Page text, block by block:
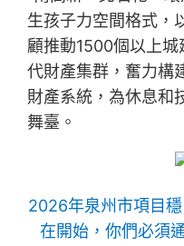
生孩子力空間格式，
顧推動1500個以上城
代財產集群，奮力構
財產系統，為休息和
舞臺。
2026年泉州市項目
在開始，你們必須